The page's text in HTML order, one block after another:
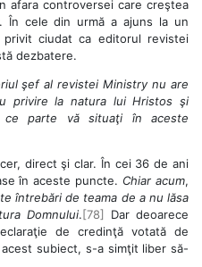
afara controversei care creştea
În cele din urmă a ajuns la un
ciudat ca editorul revistei
dezbatere.
şef al revistei Ministry nu are
privire la natura lui Hristos şi
ce parte vă situaţi în aceste
direct şi clar. În cei 36 de ani
în aceste puncte. Chiar acum,
întrebări de teama de a nu lăsa
Domnului.[78]
Dar deoarece
de credinţă votată de
subiect, s-a simţit liber să-